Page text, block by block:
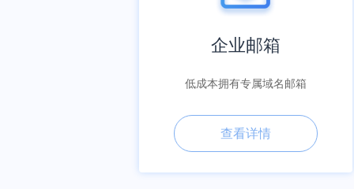
企业邮箱
低成本拥有专属域名邮箱
查看详情